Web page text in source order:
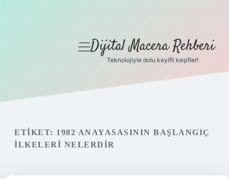
Gizlilik Politikası
Hakkımızda
menüyü
Dijital Macera Rehberi
Teknolojiyle dolu keyifli keşifler!
ETIKET: 1982 ANAYASASININ BAŞLANGIÇ
ILKELERI NELERDIR